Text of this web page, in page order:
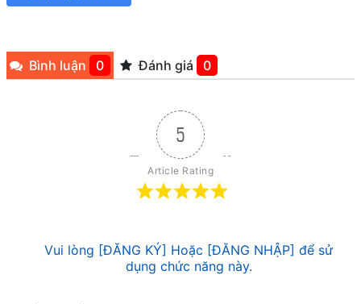
Bình luận 0 Đánh giá 0
5
Article Rating
Vui lòng [ĐĂNG KÝ] Hoặc [ĐĂNG NHẬP] để sử
dụng chức năng này.